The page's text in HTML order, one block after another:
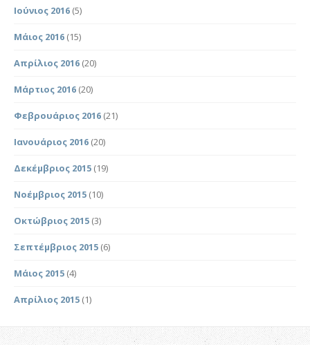
Ιούνιος 2016 (5)
Μάιος 2016 (15)
Απρίλιος 2016 (20)
Μάρτιος 2016 (20)
Φεβρουάριος 2016 (21)
Ιανουάριος 2016 (20)
Δεκέμβριος 2015 (19)
Νοέμβριος 2015 (10)
Οκτώβριος 2015 (3)
Σεπτέμβριος 2015 (6)
Μάιος 2015 (4)
Απρίλιος 2015 (1)